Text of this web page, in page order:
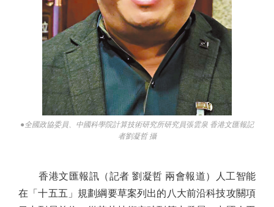
●全國政協委員、中國科學院計算技術研究所研究員張雲泉 香港文匯報記
者劉凝哲 攝
香港文匯報訊（記者 劉凝哲 兩會報道）人工智能
在「十五五」規劃綱要草案列出的八大前沿科技攻關項